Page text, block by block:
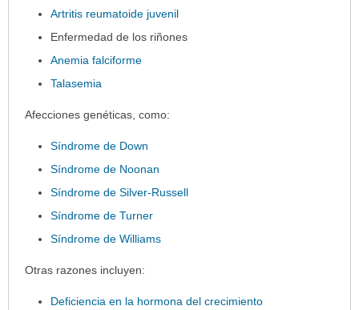
Artritis reumatoide juvenil
Enfermedad de los riñones
Anemia falciforme
Talasemia
Afecciones genéticas, como:
Síndrome de Down
Síndrome de Noonan
Síndrome de Silver-Russell
Síndrome de Turner
Síndrome de Williams
Otras razones incluyen:
Deficiencia en la hormona del crecimiento